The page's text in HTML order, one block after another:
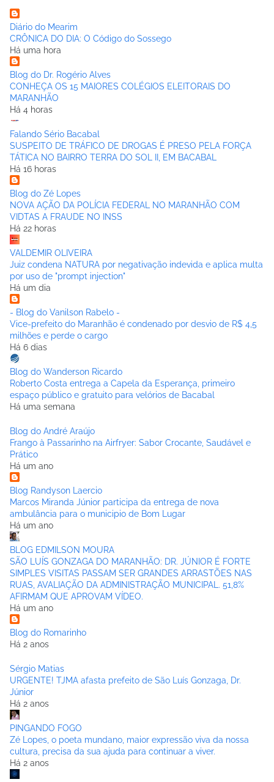
Diário do Mearim
CRÔNICA DO DIA: O Código do Sossego
Há uma hora
Blog do Dr. Rogério Alves
CONHEÇA OS 15 MAIORES COLÉGIOS ELEITORAIS DO
MARANHÃO
Há 4 horas
Falando Sério Bacabal
SUSPEITO DE TRÁFICO DE DROGAS É PRESO PELA FORÇA
TÁTICA NO BAIRRO TERRA DO SOL II, EM BACABAL
Há 16 horas
Blog do Zé Lopes
NOVA AÇÃO DA POLÍCIA FEDERAL NO MARANHÃO COM
VIDTAS A FRAUDE NO INSS
Há 22 horas
VALDEMIR OLIVEIRA
Juiz condena NATURA por negativação indevida e aplica multa
por uso de "prompt injection"
Há um dia
- Blog do Vanilson Rabelo -
Vice-prefeito do Maranhão é condenado por desvio de R$ 4,5
milhões e perde o cargo
Há 6 dias
Blog do Wanderson Ricardo
Roberto Costa entrega a Capela da Esperança, primeiro
espaço público e gratuito para velórios de Bacabal
Há uma semana
Blog do André Araújo
Frango à Passarinho na Airfryer: Sabor Crocante, Saudável e
Prático
Há um ano
Blog Randyson Laercio
Marcos Miranda Júnior participa da entrega de nova
ambulância para o municipio de Bom Lugar
Há um ano
BLOG EDMILSON MOURA
SÃO LUÍS GONZAGA DO MARANHÃO: DR. JÚNIOR É FORTE
SIMPLES VISITAS PASSAM SER GRANDES ARRASTÕES NAS
RUAS, AVALIAÇÃO DA ADMINISTRAÇÃO MUNICIPAL. 51,8%
AFIRMAM QUE APROVAM VÍDEO.
Há um ano
Blog do Romarinho
Há 2 anos
Sérgio Matias
URGENTE! TJMA afasta prefeito de São Luís Gonzaga, Dr.
Júnior
Há 2 anos
PINGANDO FOGO
Zé Lopes, o poeta mundano, maior expressão viva da nossa
cultura, precisa da sua ajuda para continuar a viver.
Há 2 anos